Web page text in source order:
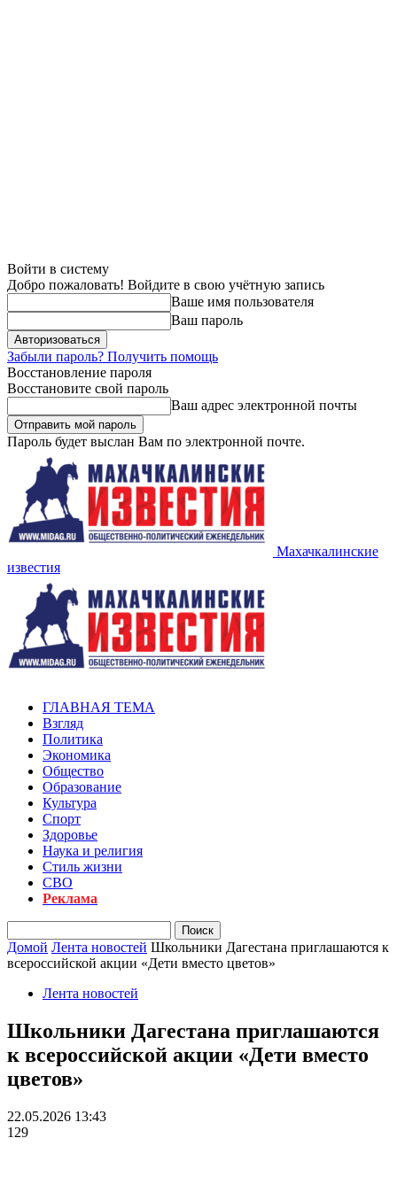
Войти в систему
Добро пожаловать! Войдите в свою учётную запись
Ваше имя пользователя
Ваш пароль
Забыли пароль? Получить помощь
Восстановление пароля
Восстановите свой пароль
Ваш адрес электронной почты
Пароль будет выслан Вам по электронной почте.
Махачкалинские
известия
ГЛАВНАЯ ТЕМА
Взгляд
Политика
Экономика
Общество
Образование
Культура
Спорт
Здоровье
Наука и религия
Стиль жизни
СВО
Реклама
Домой Лента новостей Школьники Дагестана приглашаются к
всероссийской акции «Дети вместо цветов»
Лента новостей
Школьники Дагестана приглашаются
к всероссийской акции «Дети вместо
цветов»
22.05.2026 13:43
129